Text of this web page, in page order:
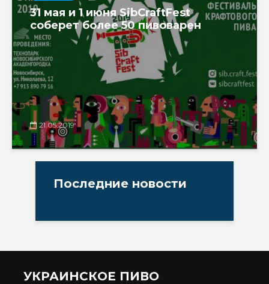
31 мая и 1 июня SibCraftFest
соберет более 50 пивоварен
21.05.2019
Последние новости
УКРАИНСКОЕ ПИВО